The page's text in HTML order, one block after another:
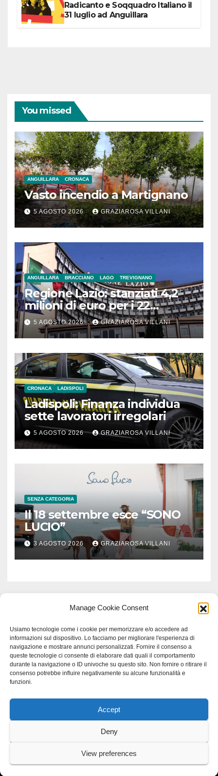
Manage Cookie Consent
Usiamo tecnologie come i cookie per memorizzare e/o accedere ad
informazioni sul dispositivo. Lo facciamo per migliorare l'esperienza di
navigazione e mostrare annunci personalizzati. Fornire il consenso a
queste tecnologie ci consente di elaborare dati quali il comportamento
durante la navigazione o ID univoche su questo sito. Non fornire o ritirare il
consenso potrebbe influire negativamente su alcune funzionalità e
funzioni.
Accept
Deny
View preferences
Radicanto e Soqquadro Italiano il
31 luglio ad Anguillara
You missed
ANGUILLARA CRONACA
Vasto incendio a Martignano
5 AGOSTO 2026 GRAZIAROSA VILLANI
ANGUILLARA BRACCIANO LAGO TREVIGNANO
Regione Lazio: stanziati 4,2
milioni di euro per i 22
Comuni dell’Etruria
Meridionale
5 AGOSTO 2026 GRAZIAROSA VILLANI
CRONACA LADISPOLI
Ladispoli: Finanza individua
sette lavoratori irregolari
5 AGOSTO 2026 GRAZIAROSA VILLANI
SENZA CATEGORIA
Il 18 settembre esce “SONO
LUCIO”
3 AGOSTO 2026 GRAZIAROSA VILLANI
Proudly powered by WordPress|Tema: Newspaperex di
Scienzastudio specialistico bracciano